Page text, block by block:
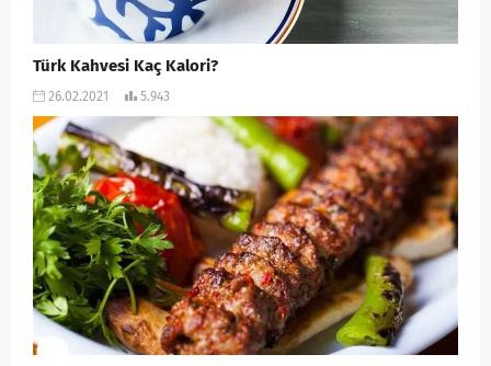
Türk Kahvesi Kaç Kalori?
26.02.2021 5.943